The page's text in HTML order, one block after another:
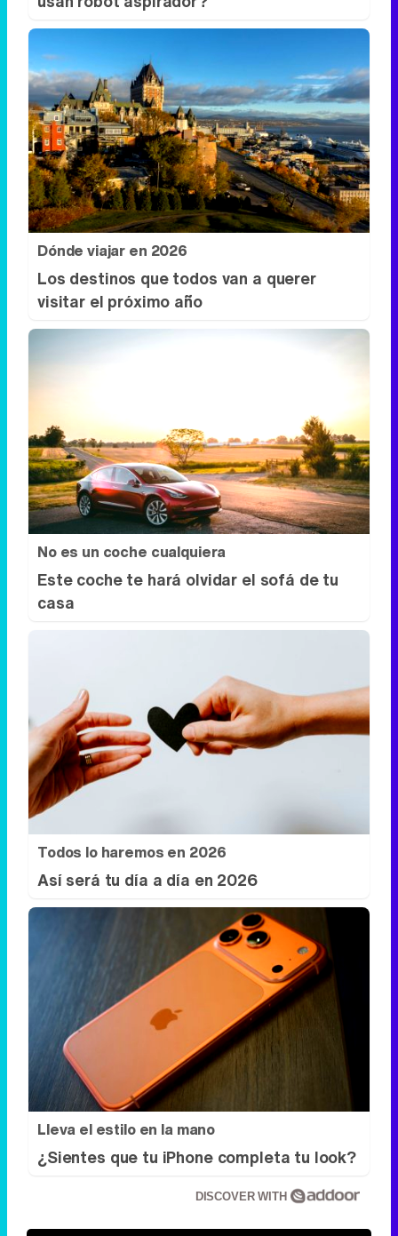
Dónde viajar en 2026
Los destinos que todos van a querer
visitar el próximo año
No es un coche cualquiera
Este coche te hará olvidar el sofá de tu
casa
Todos lo haremos en 2026
Así será tu día a día en 2026
Lleva el estilo en la mano
¿Sientes que tu iPhone completa tu look?
DISCOVER WITH